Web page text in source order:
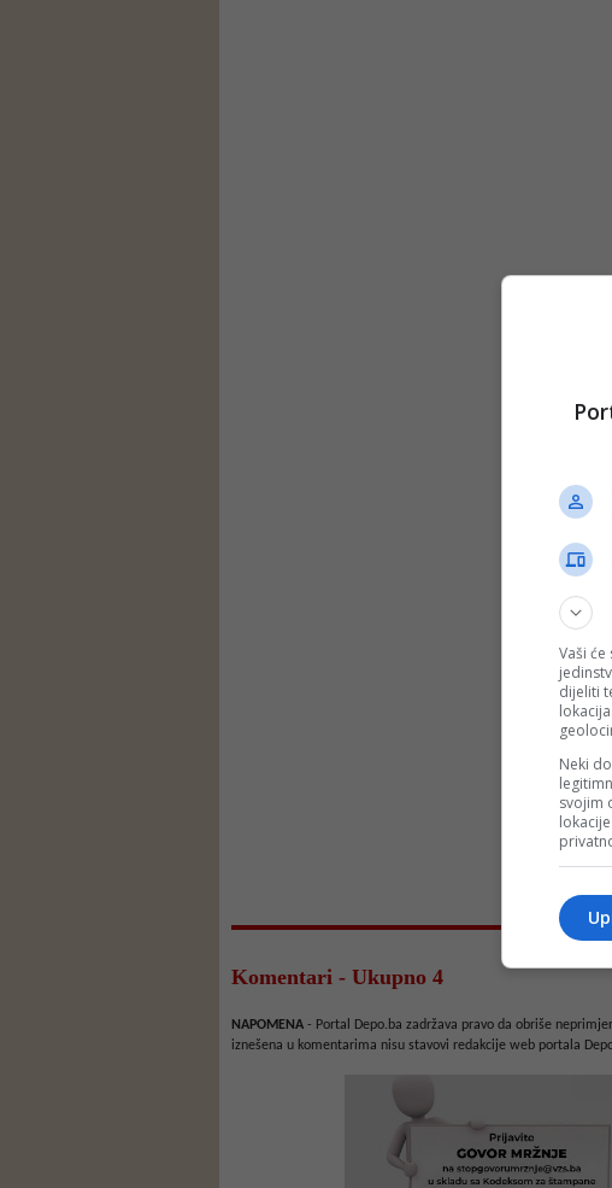
Komentari - Ukupno 4
NAPOMENA - Portal Depo.ba zadržava pravo da obriše
iznešena u komentarima nisu stavovi redakcije web portala
Vaši
dijeliti
Neki
svojim